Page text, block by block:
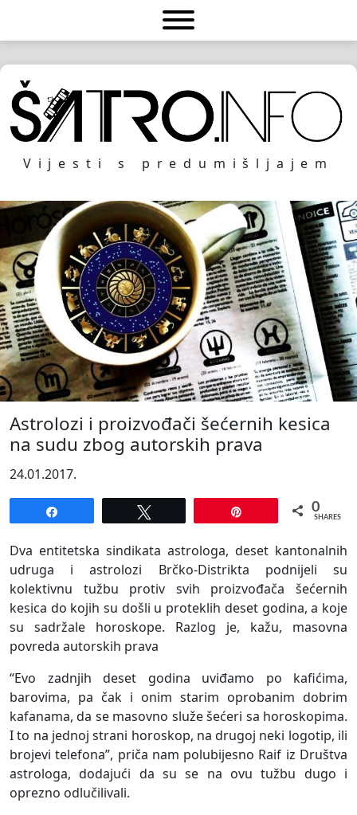
Vijesti s predumišljajem
Astrolozi i proizvođači šećernih kesica
na sudu zbog autorskih prava
24.01.2017.
0
SHARES
Dva entitetska sindikata astrologa, deset kantonalnih
udruga i astrolozi Brčko-Distrikta podnijeli su
kolektivnu tužbu protiv svih proizvođača šećernih
kesica do kojih su došli u proteklih deset godina, a koje
su sadržale horoskope. Razlog je, kažu, masovna
povreda autorskih prava
“Evo zadnjih deset godina uviđamo po kafićima,
barovima, pa čak i onim starim oprobanim dobrim
kafanama, da se masovno služe šećeri sa horoskopima.
I to na jednoj strani horoskop, na drugoj neki logotip, ili
brojevi telefona”, priča nam polubijesno Raif iz Društva
astrologa, dodajući da su se na ovu tužbu dugo i
oprezno odlučilivali.